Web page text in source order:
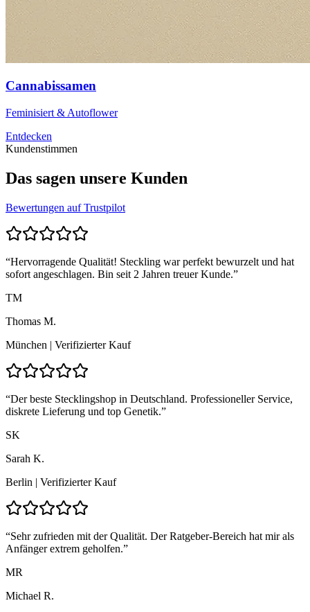
Cannabissamen
Feminisiert & Autoflower
Entdecken
Kundenstimmen
Das sagen unsere Kunden
Bewertungen auf Trustpilot
“Hervorragende Qualität! Steckling war perfekt bewurzelt und hat
sofort angeschlagen. Bin seit 2 Jahren treuer Kunde.”
TM
Thomas M.
München | Verifizierter Kauf
“Der beste Stecklingshop in Deutschland. Professioneller Service,
diskrete Lieferung und top Genetik.”
SK
Sarah K.
Berlin | Verifizierter Kauf
“Sehr zufrieden mit der Qualität. Der Ratgeber-Bereich hat mir als
Anfänger extrem geholfen.”
MR
Michael R.